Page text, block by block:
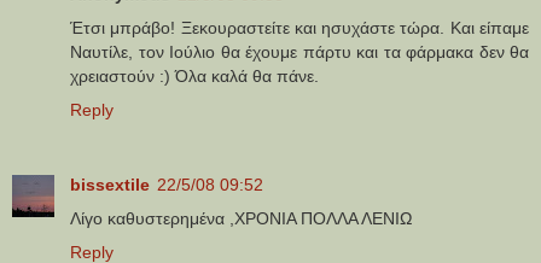
Έτσι μπράβο! Ξεκουραστείτε και ησυχάστε τώρα. Και είπαμε
Ναυτίλε, τον Ιούλιο θα έχουμε πάρτυ και τα φάρμακα δεν θα
χρειαστούν :) Όλα καλά θα πάνε.
Reply
bissextile 22/5/08 09:52
Λίγο καθυστερημένα ,ΧΡΟΝΙΑ ΠΟΛΛΑ ΛΕΝΙΩ
Reply